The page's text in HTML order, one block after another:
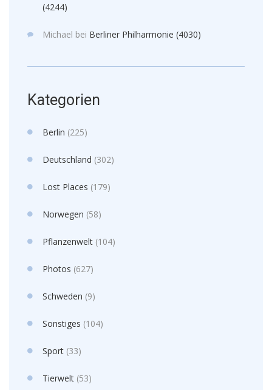
(4244)
Michael bei Berliner Philharmonie (4030)
Kategorien
Berlin (225)
Deutschland (302)
Lost Places (179)
Norwegen (58)
Pflanzenwelt (104)
Photos (627)
Schweden (9)
Sonstiges (104)
Sport (33)
Tierwelt (53)